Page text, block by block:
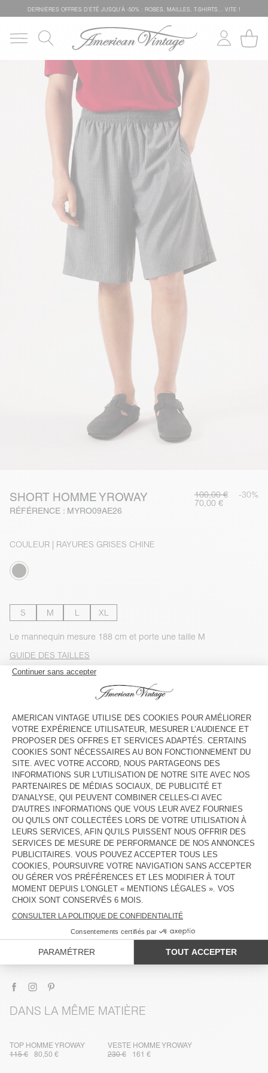
DERNIÈRES OFFRES D'ÉTÊ JUSQU'À -50% : ROBES, MAILLES, T-SHIRTS... VITE !
SHORT HOMME YROWAY
RÉFÉRENCE : MYRO09AE26
100,00 € -30%
70,00 €
COULEUR | RAYURES GRISES CHINE
S M L XL
Le mannequin mesure 188 cm et porte une taille M
GUIDE DES TAILLES
Livraison estiméeentre le mercredi 12 août et le vendredi 14
août
VOIR LA DISPONIBILITE EN MAGASIN
VOIR LE LOOK
DESCRIPTION
TAILLE ET COUPE
COMPOSITION
ENTRETIEN
TRAÇABILITÉ
DANS LA MÊME MATIÈRE
TOP HOMME YROWAY
115 €
80,50 €
VESTE HOMME YROWAY
230 €
161 €